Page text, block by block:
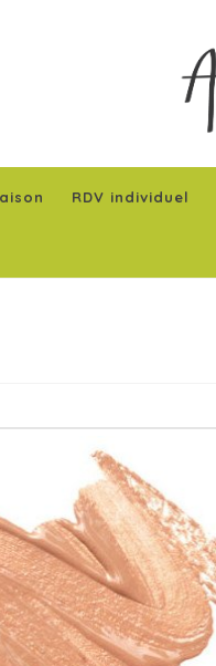
RDV individuel